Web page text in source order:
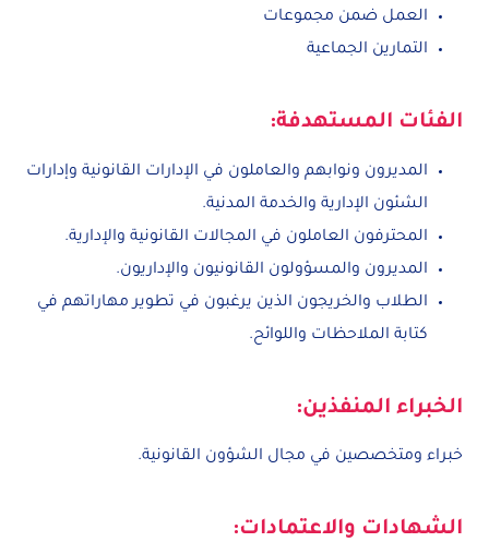
العمل ضمن مجموعات
التمارين الجماعية
الفئات المستهدفة:
المديرون ونوابهم والعاملون في الإدارات القانونية وإدارات
الشئون الإدارية والخدمة المدنية.
المحترفون العاملون في المجالات القانونية والإدارية.
المديرون والمسؤولون القانونيون والإداريون.
الطلاب والخريجون الذين يرغبون في تطوير مهاراتهم في
كتابة الملاحظات واللوائح.
الخبراء المنفذين:
خبراء ومتخصصين في مجال الشؤون القانونية.
الشهادات والاعتمادات: